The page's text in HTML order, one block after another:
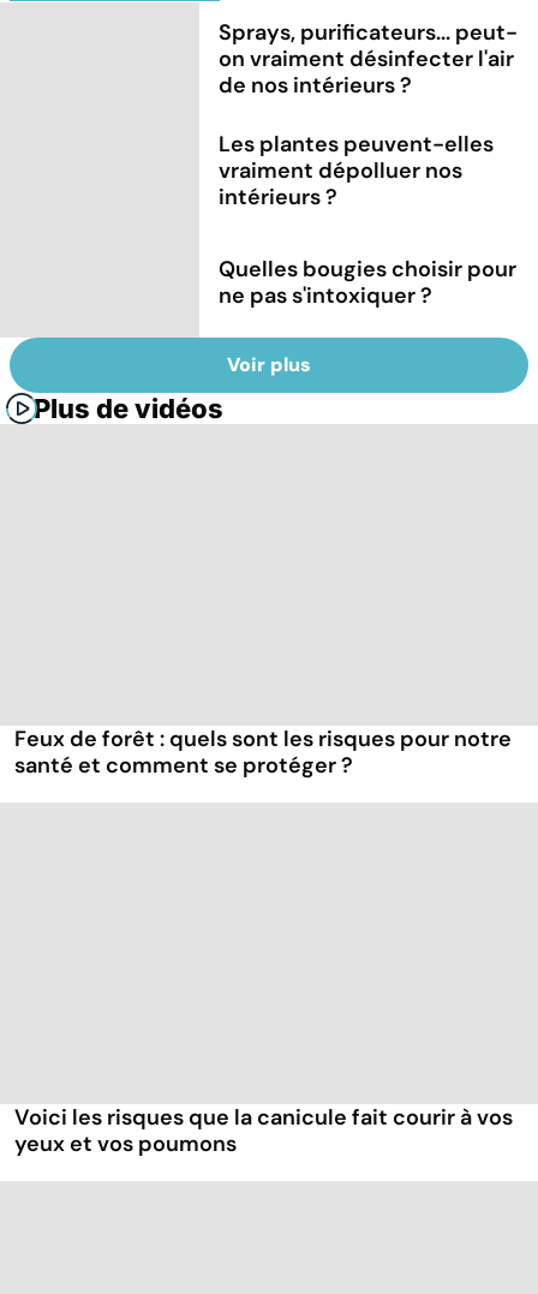
Sprays, purificateurs... peut-
on vraiment désinfecter l'air
de nos intérieurs ?
Les plantes peuvent-elles
vraiment dépolluer nos
intérieurs ?
Quelles bougies choisir pour
ne pas s'intoxiquer ?
Voir plus
Plus de vidéos
Feux de forêt : quels sont les risques pour notre
santé et comment se protéger ?
Voici les risques que la canicule fait courir à vos
yeux et vos poumons